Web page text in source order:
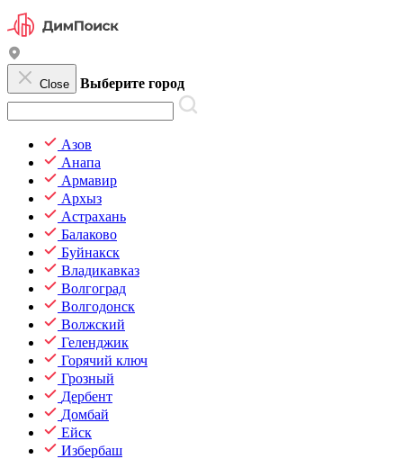
Close Выберите город
Азов
Анапа
Армавир
Архыз
Астрахань
Балаково
Буйнакск
Владикавказ
Волгоград
Волгодонск
Волжский
Геленджик
Горячий ключ
Грозный
Дербент
Домбай
Ейск
Избербаш